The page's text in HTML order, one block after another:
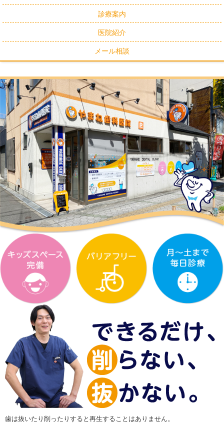
診療案内
医院紹介
メール相談
歯は抜いたり削ったりすると再生することはありません。